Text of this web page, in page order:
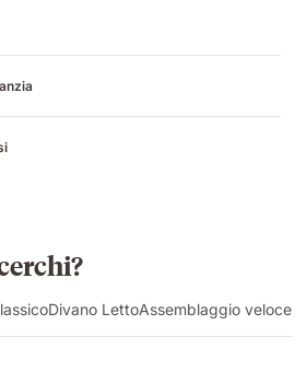
Divano LettoAssemblaggio veloce